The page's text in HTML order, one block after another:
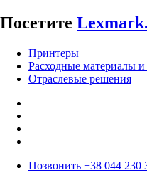
Посетите
Принтеры
Расходные материалы и
Отраслевые решения
Позвонить +38 044 230